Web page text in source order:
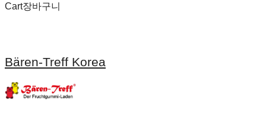
Cart장바구니
Bären-Treff Korea